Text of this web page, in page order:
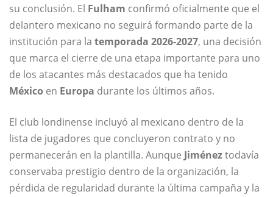
su conclusión. El Fulham confirmó oficialmente que el
delantero mexicano no seguirá formando parte de la
institución para la temporada 2026-2027, una decisión
que marca el cierre de una etapa importante para uno
de los atacantes más destacados que ha tenido
México en Europa durante los últimos años.
El club londinense incluyó al mexicano dentro de la
lista de jugadores que concluyeron contrato y no
permanecerán en la plantilla. Aunque Jiméneztodavía
conservaba prestigio dentro de la organización, la
pérdida de regularidad durante la última campaña y la